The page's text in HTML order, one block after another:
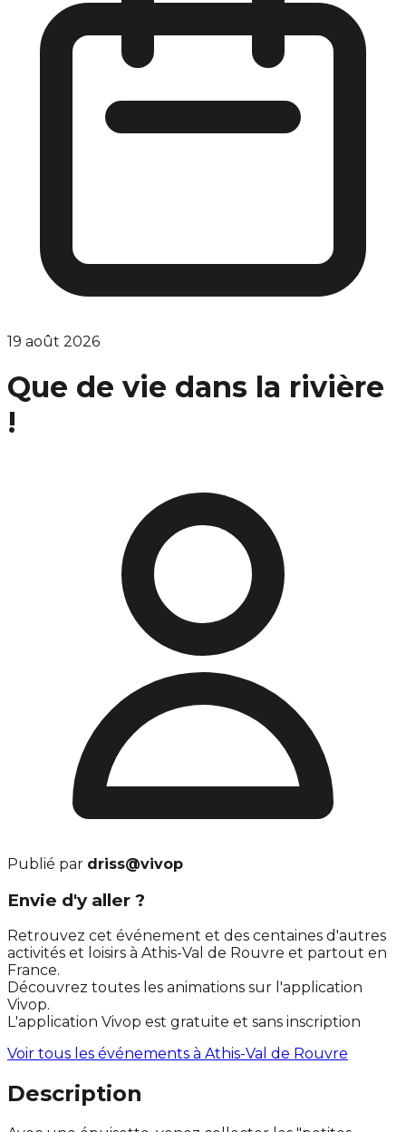
19 août 2026
Que de vie dans la rivière
!
Publié par driss@vivop
Envie d'y aller ?
Retrouvez cet événement et des centaines d'autres
activités et loisirs à Athis-Val de Rouvre et partout en
France.
Découvrez toutes les animations sur l'application
Vivop.
L'application Vivop est gratuite et sans inscription
Voir tous les événements à Athis-Val de Rouvre
Description